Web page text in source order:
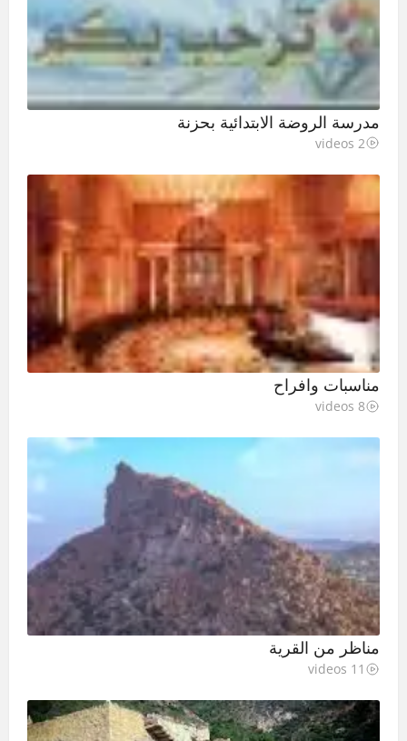
مدرسة الروضة الابتدائية بحزنة
2 videos
مناسبات وافراح
8 videos
مناظر من القرية
11 videos